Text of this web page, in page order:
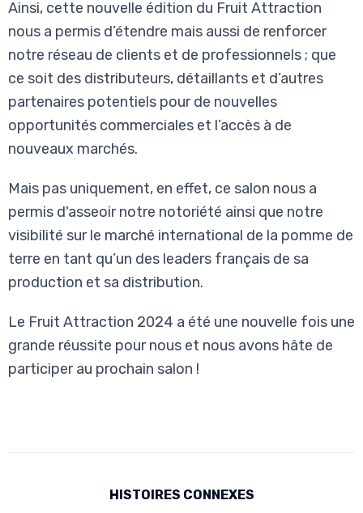
Ainsi, cette nouvelle édition du Fruit Attraction
nous a permis d’étendre mais aussi de renforcer
notre réseau de clients et de professionnels ; que
ce soit des distributeurs, détaillants et d’autres
partenaires potentiels pour de nouvelles
opportunités commerciales et l’accès à de
nouveaux marchés.
Mais pas uniquement, en effet, ce salon nous a
permis d'asseoir notre notoriété ainsi que notre
visibilité sur le marché international de la pomme de
terre en tant qu’un des leaders français de sa
production et sa distribution.
Le Fruit Attraction 2024 a été une nouvelle fois une
grande réussite pour nous et nous avons hâte de
participer au prochain salon !
HISTOIRES CONNEXES